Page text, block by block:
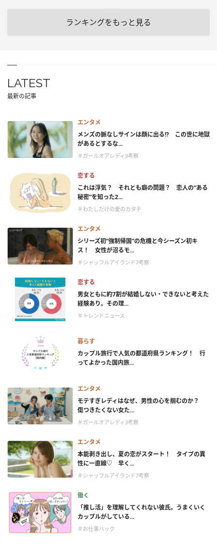
ランキングをもっと見る
LATEST
最新の記事
エンタメ
メンズの脈なしサインは顔に出る!? この世に地獄
があるとするな...
＃ガールオアレディ3考察
恋する
これは浮気？ それとも癖の問題？ 恋人の“ある
秘密”を知った2...
＃わたしだけの愛のカタチ
エンタメ
シリーズ初“強制帰国”の危機と今シーズン初キ
ス！ 女性が沼るモ...
＃シャッフルアイランド7考察
恋する
男女ともに約7割が結婚しない・できないと考えた
経験あり。その理...
＃トレンドニュース
暮らす
カップル旅行で人気の都道府県ランキング！ 行
ってよかった国内旅...
エンタメ
モテすぎレディはなぜ、男性の心を掴むのか？
傷つきたくない女た...
＃ガールオアレディ3考察
エンタメ
本能剥き出し、夏の恋がスタート！ タイプの異
性に一直線♡ 早く...
＃シャッフルアイランド7考察
働く
「推し活」を理解してくれない彼氏。うまくいく
カップルがしている...
＃お仕事ハック